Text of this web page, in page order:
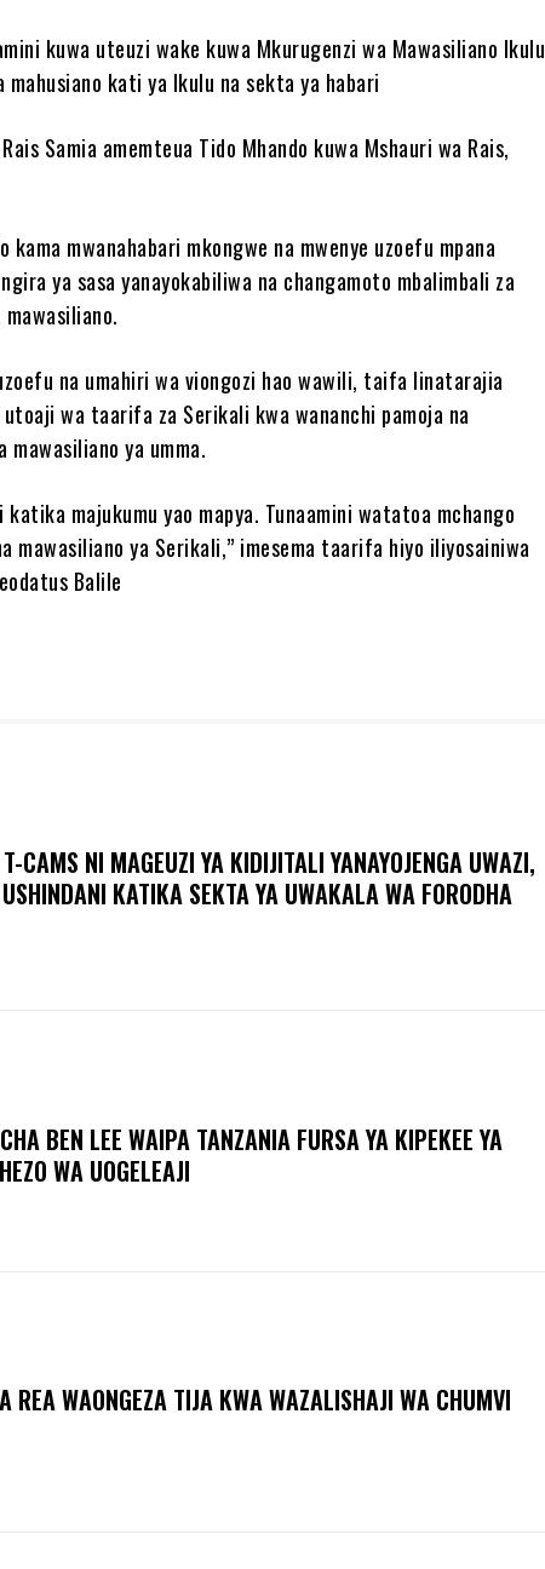
kuwa uteuzi wake kuwa Mkurugenzi wa Mawasiliano Ikulu
kati ya Ikulu na sekta ya habari
Samia amemteua Tido Mhando kuwa Mshauri wa Rais,
kama mwanahabari mkongwe na mwenye uzoefu mpana
ya sasa yanayokabiliwa na changamoto mbalimbali za
na umahiri wa viongozi hao wawili, taifa linatarajia
wa taarifa za Serikali kwa wananchi pamoja na
ya umma.
majukumu yao mapya. Tunaamini watatoa mchango
mawasiliano ya Serikali,” imesema taarifa hiyo iliyosainiwa
Balile
CAMS NI MAGEUZI YA KIDIJITALI YANAYOJENGA UWAZI,
KATIKA SEKTA YA UWAKALA WA FORODHA
BEN LEE WAIPA TANZANIA FURSA YA KIPEKEE YA
WA UOGELEAJI
REA WAONGEZA TIJA KWA WAZALISHAJI WA CHUMVI